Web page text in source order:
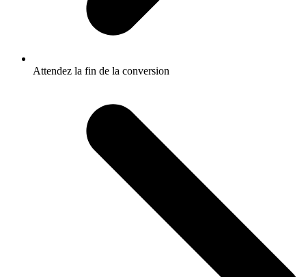
Attendez la fin de la conversion